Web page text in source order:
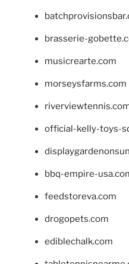
brasserie-
musicrearte.com
morseysfarms.com
official-kelly-toys-
bbq-empire-
feedstoreva.com
drogopets.com
ediblechalk.com